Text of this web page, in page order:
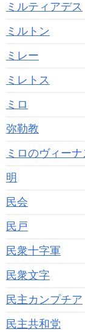
ミルティアデス
ミルトン
ミレー
ミレトス
ミロ
弥勒教
ミロのヴィーナ
明
民会
民戸
民衆十字軍
民衆文字
民主カンプチア
民主共和党